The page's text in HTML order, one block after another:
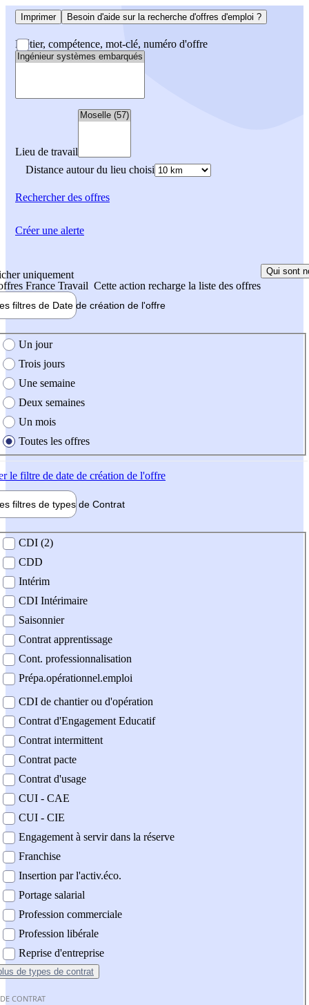
Imprimer Besoin d'aide sur la recherche d'offres d'emploi ?
Métier, compétence, mot-clé, numéro d'offre
Lieu de travail
Distance autour du lieu choisi
Rechercherdes offres
uniquement
France Travail Cette action recharge la liste des offres
Qui sont
filtres de Date de création de l'offre
création de l'offre
Un jour
Trois jours
Une semaine
Deux semaines
Un mois
Toutes les offres
le filtre de date de création de l'offre
filtres de types de Contrat
contrat
CDI (2)
CDD
Intérim
CDI Intérimaire
Saisonnier
Contrat apprentissage
Cont. professionnalisation
Prépa.opérationnel.emploi
CDI de chantier ou d'opération
Contrat d'Engagement Educatif
Contrat intermittent
Contrat pacte
Contrat d'usage
CUI - CAE
CUI - CIE
Engagement à servir dans la réserve
Franchise
Insertion par l'activ.éco.
Portage salarial
Profession commerciale
Profession libérale
Reprise d'entreprise
de types de contrat
CONTRAT
Créer une alerte